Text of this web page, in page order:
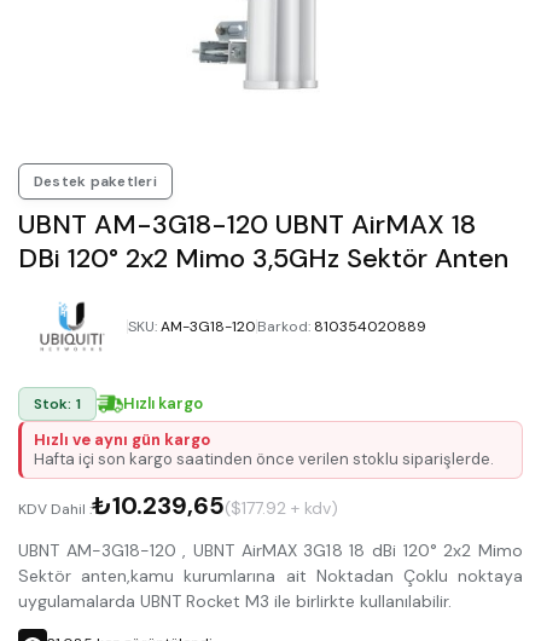
Destek paketleri
UBNT AM-3G18-120 UBNT AirMAX 18
DBi 120° 2x2 Mimo 3,5GHz Sektör Anten
SKU:AM-3G18-120Barkod: 810354020889
Stok: 1
Hızlı kargo
Hızlı ve aynı gün kargo
Hafta içi son kargo saatinden önce verilen stoklu siparişlerde.
KDV Dahil :₺10.239,65($177.92 + kdv)
UBNT AM-3G18-120 , UBNT AirMAX 3G18 18 dBi 120° 2x2 Mimo
Sektör anten,kamu kurumlarına ait Noktadan Çoklu noktaya
uygulamalarda UBNT Rocket M3 ile birlirkte kullanılabilir.